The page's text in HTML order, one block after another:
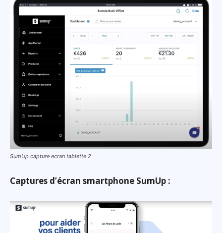
SumUp capture ecran tablette 2
Captures d’écran smartphone SumUp :